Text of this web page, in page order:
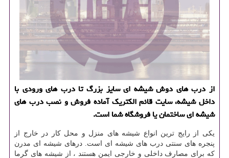
از درب های دوش شیشه ای سایز بزرگ تا درب های ورودی با
داخل شیشه، سایت قائم الكتریك آماده فروش و نصب درب های
شیشه ای ساختمان یا فروشگاه شما است.
یکی از رایج ترین انواع شیشه های منزل و محل کار در خارج از
پنجره های سنتی درب های شیشه ای است. درهای شیشه ای مدرن
که برای مصارف داخلی و خارجی ایمن هستند ، از شیشه های گرما